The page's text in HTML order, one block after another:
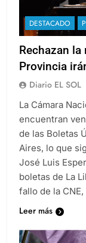
DESTACADO
Rechazan
Provincia
Diario EL SOL
La Cámara
encuentran
de las Boletas
Aires, lo que
José Luis
boletas de La
fallo de la
Leer más